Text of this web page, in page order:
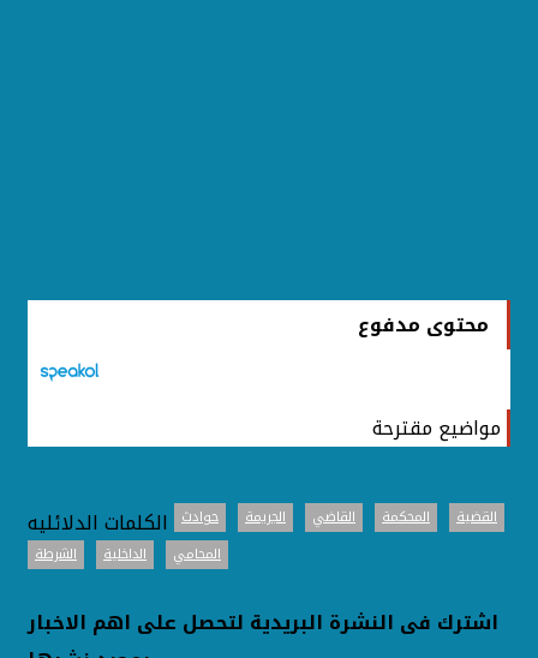
محتوى مدفوع
مواضيع مقترحة
الكلمات الدلائليه حوادث الجريمة القاضي المحكمة
القضية
الشرطة
الداخلية المحامي
اشترك فى النشرة البريدية لتحصل على اهم الاخبار